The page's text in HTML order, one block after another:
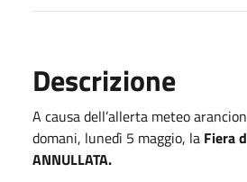
Descrizione
A causa dell’allerta meteo
domani, lunedì 5 maggio, la Fiera
ANNULLATA.